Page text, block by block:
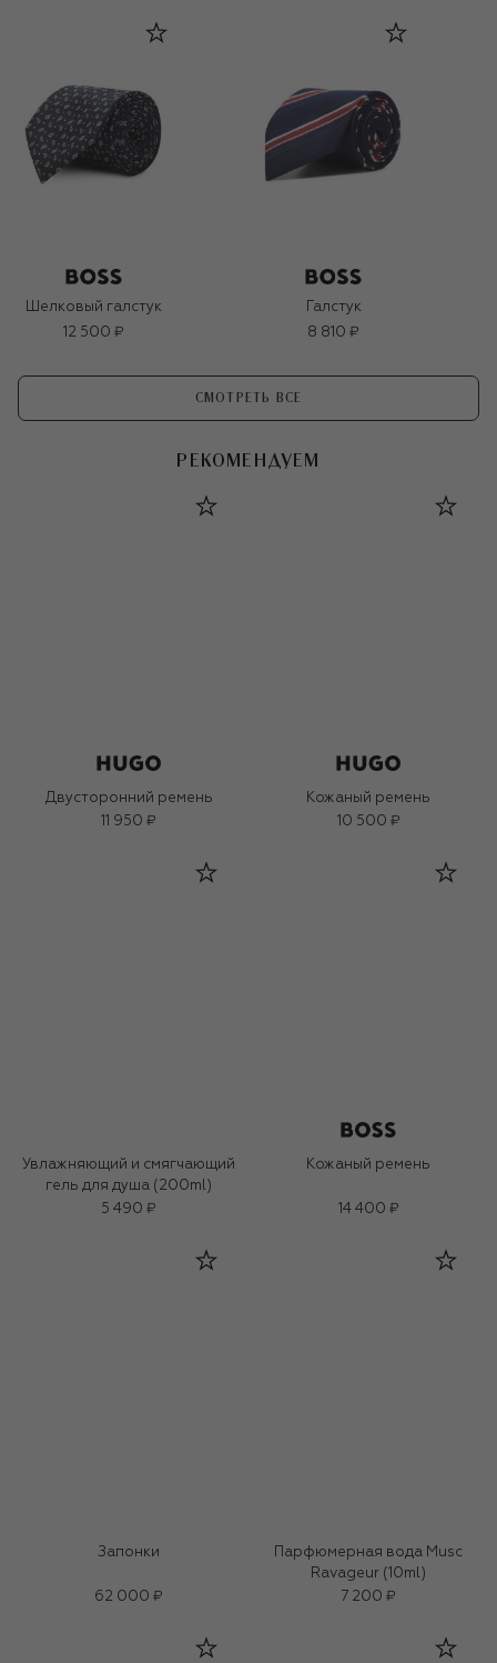
Шелковый галстук
12 500 ₽
Галстук
8 810 ₽
СМОТРЕТЬ ВСЕ
РЕКОМЕНДУЕМ
Двусторонний ремень
11 950 ₽
Кожаный ремень
10 500 ₽
Увлажняющий и смягчающий
гель для душа (200ml)
5 490 ₽
Кожаный ремень
14 400 ₽
Запонки
62 000 ₽
Парфюмерная вода Musc
Ravageur (10ml)
7 200 ₽